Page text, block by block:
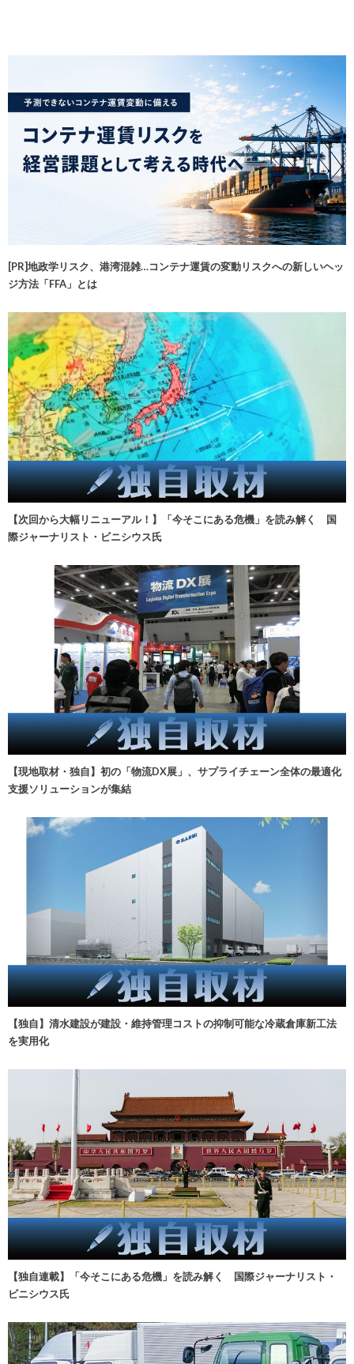
[PR]地政学リスク、港湾混雑…コンテナ運賃の変動リスクへの新しいヘッ
ジ方法「FFA」とは
【次回から大幅リニューアル！】「今そこにある危機」を読み解く 国
際ジャーナリスト・ビニシウス氏
【現地取材・独自】初の「物流DX展」、サプライチェーン全体の最適化
支援ソリューションが集結
【独自】清水建設が建設・維持管理コストの抑制可能な冷蔵倉庫新工法
を実用化
【独自連載】「今そこにある危機」を読み解く 国際ジャーナリスト・
ビニシウス氏